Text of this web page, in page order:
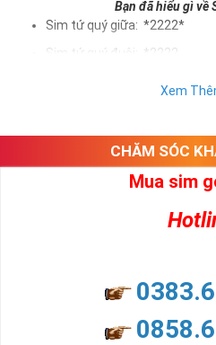
Bạn đã hiểu gì về
Sim tứ quý giữa: *2222*
Sim tứ quý đuôi: *2222
như sự sắp xếp của các con số
Ý nghĩa sim tứ quý 2
nhiều thành công, thăng tiến hơn.
và tính hai mặt. Số 2 thúc giục
Xem
CHĂM SÓC
Mua sim